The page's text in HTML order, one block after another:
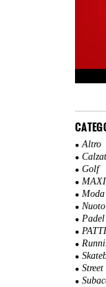
Altro
Golf
Moda
Padel
Street